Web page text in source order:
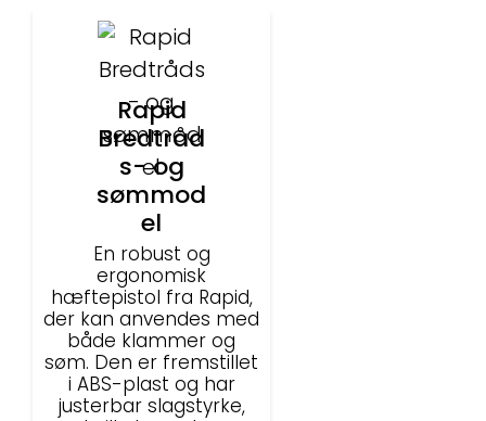
Rapid
Bredtråd
s- og
sømmod
el
En robust og
ergonomisk
hæftepistol fra Rapid,
der kan anvendes med
både klammer og
søm. Den er fremstillet
i ABS-plast og har
justerbar slagstyrke,